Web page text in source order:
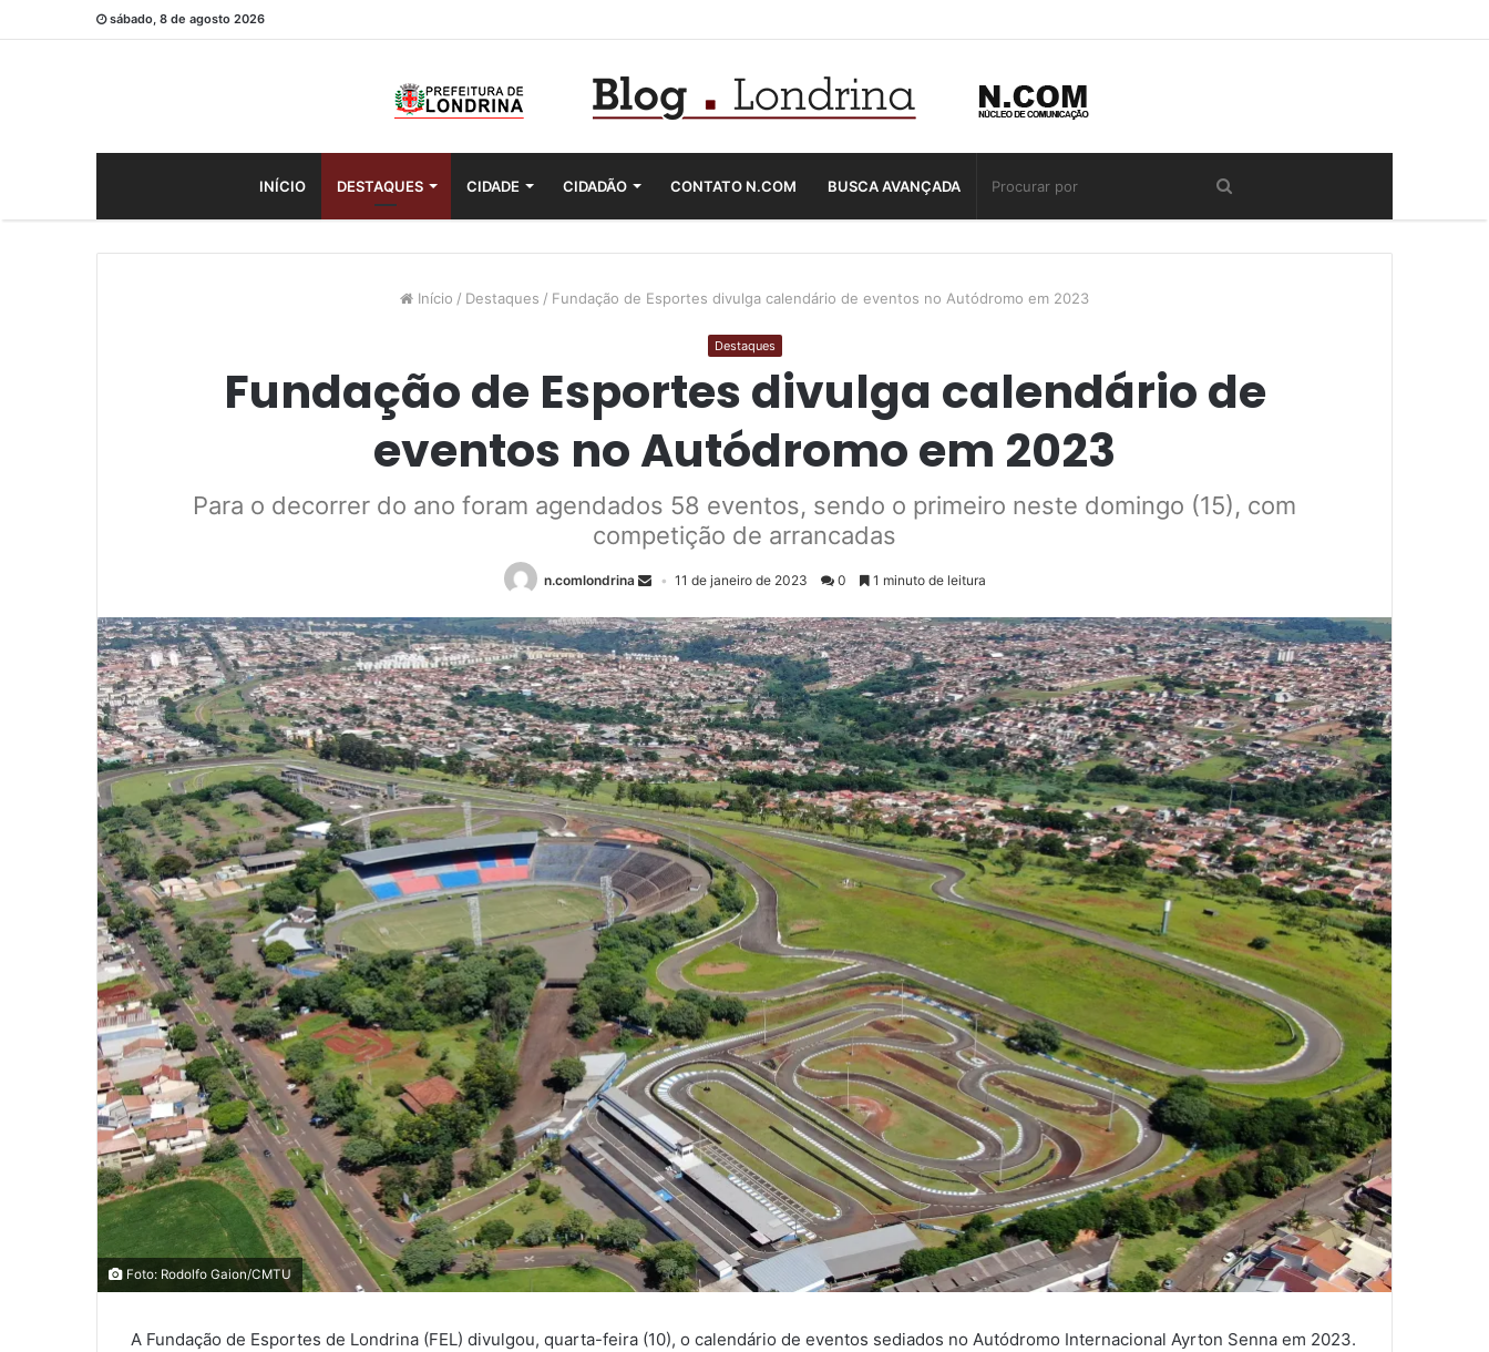
sábado, 8 de agosto 2026
INÍCIO DESTAQUES CIDADE CIDADÃO CONTATO N.COM BUSCA AVANÇADA
Início / Destaques / Fundação de Esportes divulga calendário de eventos no Autódromo em 2023
Destaques
Fundação de Esportes divulga calendário de
eventos no Autódromo em 2023
Para o decorrer do ano foram agendados 58 eventos, sendo o primeiro neste domingo (15), com
competição de arrancadas
n.comlondrina 11 de janeiro de 2023 0 1 minuto de leitura
Foto: Rodolfo Gaion/CMTU
A Fundação de Esportes de Londrina (FEL) divulgou, quarta-feira (10), o calendário de eventos sediados no Autódromo Internacional Ayrton Senna em 2023.